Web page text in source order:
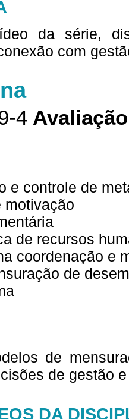
da série,
com
4
e controle de
motivação
de recursos
coordenação e
de
de
de gestão
DA